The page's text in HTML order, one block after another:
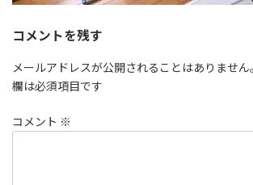
コメントを残す
メールアドレスが公開されることはありません
欄は必須項目です
コメント ※